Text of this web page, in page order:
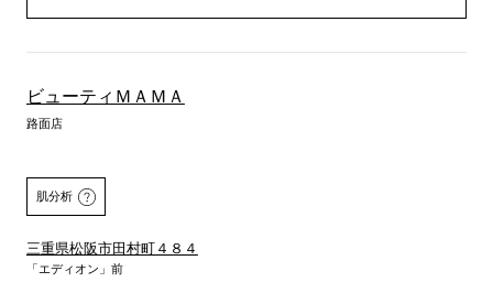
ビューティＭＡＭＡ
路面店
肌分析
三重県松阪市田村町４８４
「エディオン」前